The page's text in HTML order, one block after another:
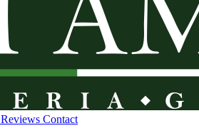
Reviews (current)
Contact